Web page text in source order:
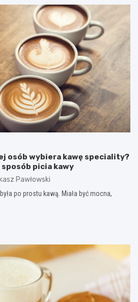
osób wybiera kawę speciality?
picia kawy
Pawłowski
po prostu kawą. Miała być mocna,